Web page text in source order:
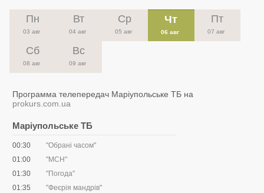
Пн
03 авг
Вт
04 авг
Ср
05 авг
Чт
06 авг
Пт
07 авг
Сб
08 авг
Вс
09 авг
Программа телепередач Маріупольське ТБ на
prokurs.com.ua
Маріупольське ТБ
00:30
"Обрані часом"
01:00
"МСН"
01:30
"Погода"
01:35
"Феєрія мандрів"